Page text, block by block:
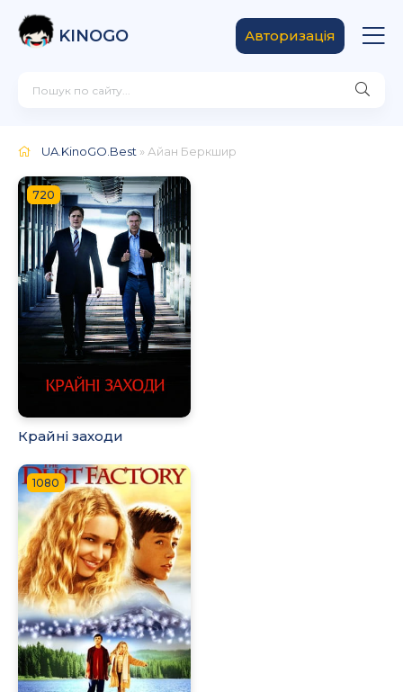
KINOGO Авторизація
UA.KinoGO.Best » Айан Беркшир
720
Крайні заходи
1080